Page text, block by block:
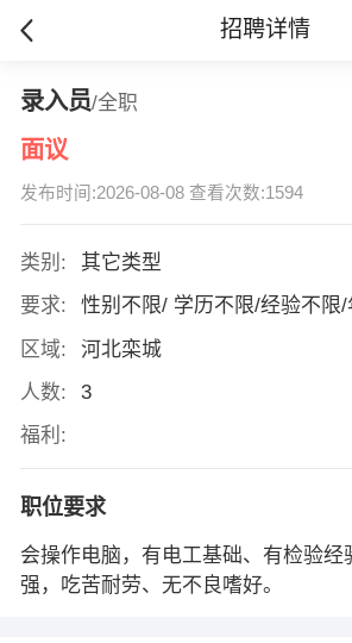
招聘详情
录入员/全职
面议
发布时间:2026-08-08 查看次数:1594
类别:
其它类型
要求:
性别不限/ 学历不限/经验不限/
区域:
河北栾城
人数:
3
福利:
职位要求
会操作电脑，有电工基础、有检验经
强，吃苦耐劳、无不良嗜好。